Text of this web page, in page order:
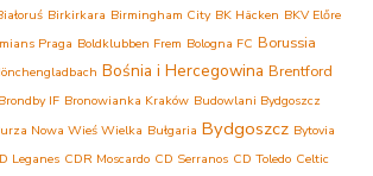
Birkirkara Birmingham City BK Häcken BKV Előre
Praga Boldklubben Frem Bologna FC Borussia
Bośnia i Hercegowina Brentford
Brondby IF Bronowianka Kraków Budowlani Bydgoszcz
Nowa Wieś Wielka Bułgaria Bydgoszcz Bytovia
Leganes CDR Moscardo CD Serranos CD Toledo Celtic